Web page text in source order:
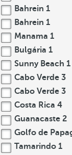
Bahrein 1
Bahrein 1
Manama 1
Bulgária 1
Sunny Beach 1
Cabo Verde 3
Cabo Verde 3
Costa Rica 4
Guanacaste 2
Golfo de
Tamarindo 1